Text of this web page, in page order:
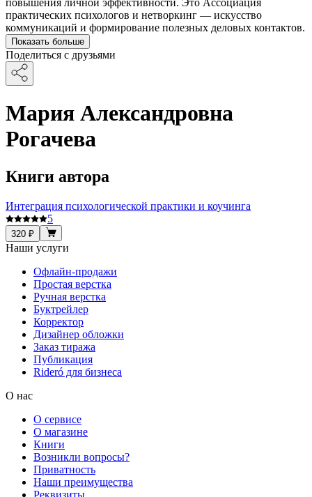
повышения личной эффективности. Это Ассоциация
практических психологов и нетворкинг — искусство
коммуникаций и формирование полезных деловых контактов.
Показать больше
Поделиться с друзьями
Мария Александровна
Рогачева
Книги автора
Интеграция психологической практики и коучинга
5
320 ₽
Наши услуги
Офлайн-продажи
Простая верстка
Ручная верстка
Буктрейлер
Корректор
Дизайнер обложки
Заказ тиража
Публикация
Rideró для бизнеса
О нас
О сервисе
О магазине
Книги
Возникли вопросы?
Приватность
Наши преимущества
Реквизиты